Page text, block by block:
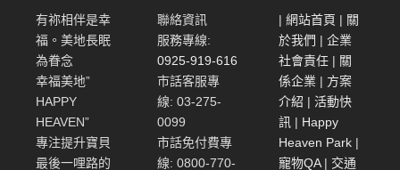
有祢相伴是幸
福。美地長眠
為眷念
幸福美地”
HAPPY
HEAVEN”
專注提升寶貝
最後一哩路的
聯絡資訊
服務專線:
0925-919-616
市話客服專
線: 03-275-
0099
市話免付費專
線: 0800-770-
| 網站首頁 | 關
於我們 | 企業
社會責任| 關
係企業| 方案
介紹 | 活動快
訊 | Happy
Heaven Park|
寵物QA| 交通